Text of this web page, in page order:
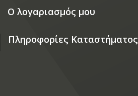
Ο λογαριασμός μου
Πληροφορίες Καταστήματος